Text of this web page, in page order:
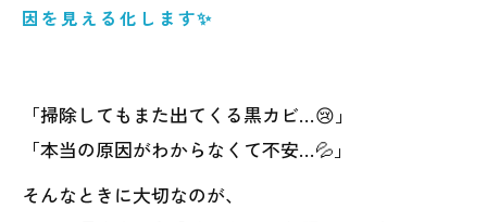
因を見える化します✨
「掃除してもまた出てくる黒カビ…😢」
「本当の原因がわからなくて不安…💦」
そんなときに大切なのが、